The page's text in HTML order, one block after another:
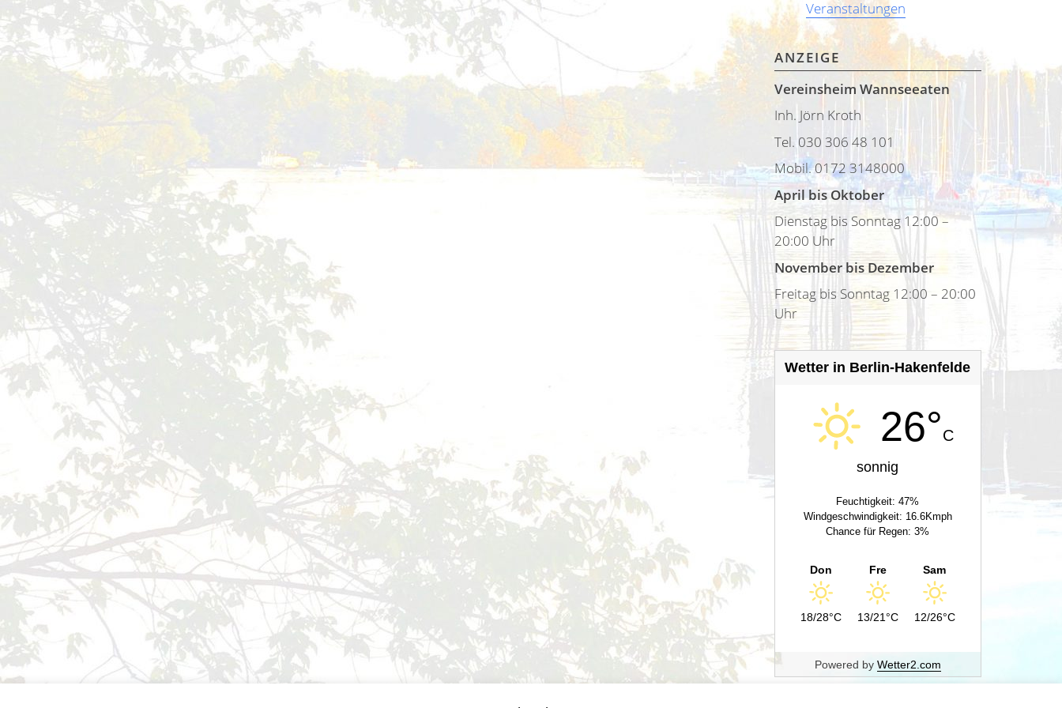
Veranstaltungen
ANZEIGE
Vereinsheim Wannseeaten
Inh. Jörn Kroth
Tel. 030 306 48 101
Mobil. 0172 3148000
April bis Oktober
Dienstag bis Sonntag 12:00 –
20:00 Uhr
November bis Dezember
Freitag bis Sonntag 12:00 – 20:00
Uhr
Wetter in Berlin-Hakenfelde
26°C
sonnig
Feuchtigkeit: 47%
Windgeschwindigkeit: 16.6Kmph
Chance für Regen: 3%
Don
18/28°C
Fre
13/21°C
Sam
12/26°C
Powered by Wetter2.com